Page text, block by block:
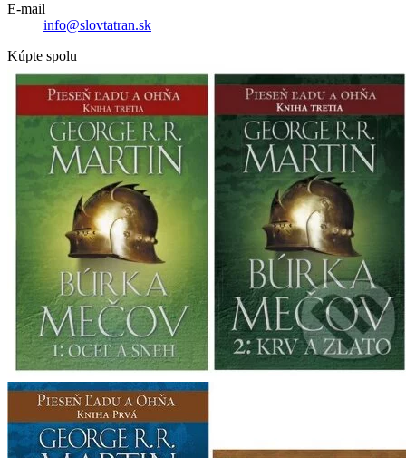
E-mail
info@slovtatran.sk
Kúpte spolu